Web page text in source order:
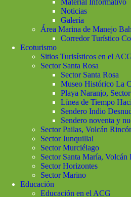
Material Informativo
Noticias
Galería
Área Marina de Manejo
Corredor Turístico
Ecoturismo
Sitios Turisísticos en el
Sector Santa Rosa
Sector Santa Rosa
Museo Histórico La
Playa Naranjo,
Línea de Tiempo
Sendero Indio
Sendero noventa y
Sector Pailas, Volcán
Sector Junquillal
Sector Murciélago
Sector Santa María,
Sector Horizontes
Sector Marino
Educación
Educación en el ACG